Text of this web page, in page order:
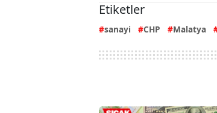
Etiketler
sanayi CHP Malatya